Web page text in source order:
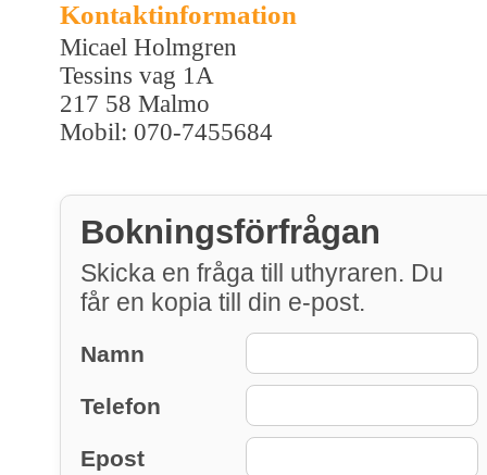
Kontaktinformation
Micael Holmgren
Tessins vag 1A
217 58 Malmo
Mobil: 070-7455684
Bokningsförfrågan
Skicka en fråga till uthyraren. Du
får en kopia till din e-post.
Namn
Telefon
Epost